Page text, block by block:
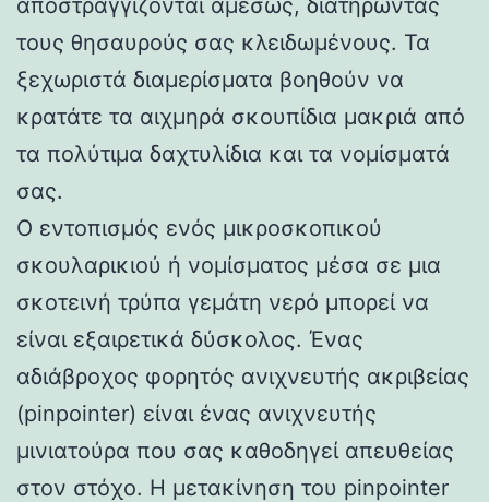
τους θησαυρούς σας κλειδωμένους. Τα
ξεχωριστά διαμερίσματα βοηθούν να
κρατάτε τα αιχμηρά σκουπίδια μακριά από
τα πολύτιμα δαχτυλίδια και τα νομίσματά
σας.
Ο εντοπισμός ενός μικροσκοπικού
σκουλαρικιού ή νομίσματος μέσα σε μια
σκοτεινή τρύπα γεμάτη νερό μπορεί να
είναι εξαιρετικά δύσκολος. Ένας
αδιάβροχος φορητός ανιχνευτής ακριβείας
(pinpointer) είναι ένας ανιχνευτής
μινιατούρα που σας καθοδηγεί απευθείας
στον στόχο. Η μετακίνηση του pinpointer